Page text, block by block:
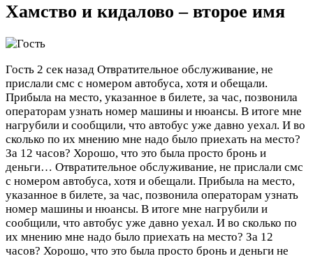
Хамство и кидалово – второе имя
Гость 2 сек назад Отвратительное обслуживание, не
прислали смс с номером автобуса, хотя и обещали.
Прибыла на место, указанное в билете, за час, позвонила
операторам узнать номер машины и нюансы. В итоге мне
нагрубили и сообщили, что автобус уже давно уехал. И во
сколько по их мнению мне надо было приехать на место?
За 12 часов? Хорошо, что это была просто бронь и
деньги… Отвратительное обслуживание, не прислали смс
с номером автобуса, хотя и обещали. Прибыла на место,
указанное в билете, за час, позвонила операторам узнать
номер машины и нюансы. В итоге мне нагрубили и
сообщили, что автобус уже давно уехал. И во сколько по
их мнению мне надо было приехать на место? За 12
часов? Хорошо, что это была просто бронь и деньги не